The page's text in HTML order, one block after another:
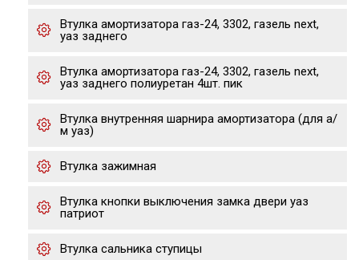
Втулка амортизатора газ-24, 3302, газель next,
уаз заднего
Втулка амортизатора газ-24, 3302, газель next,
уаз заднего полиуретан 4шт. пик
Втулка внутренняя шарнира амортизатора (для а/
м уаз)
Втулка зажимная
Втулка кнопки выключения замка двери уаз
патриот
Втулка сальника ступицы